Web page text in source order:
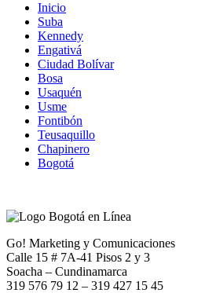
Inicio
Suba
Kennedy
Engativá
Ciudad Bolívar
Bosa
Usaquén
Usme
Fontibón
Teusaquillo
Chapinero
Bogotá
Go! Marketing y Comunicaciones
Calle 15 # 7A-41 Pisos 2 y 3
Soacha – Cundinamarca
319 576 79 12 – 319 427 15 45